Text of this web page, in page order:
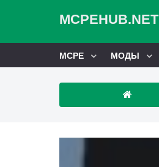
MCPEHUB.NET
MCPE МОДЫ